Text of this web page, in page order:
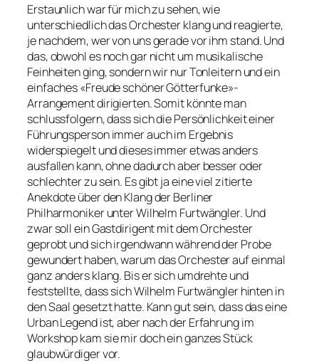
Erstaunlich war für mich zu sehen, wie
unterschiedlich das Orchester klang und reagierte,
je nachdem, wer von uns gerade vor ihm stand. Und
das, obwohl es noch gar nicht um musikalische
Feinheiten ging, sondern wir nur Tonleitern und ein
einfaches «Freude schöner Götterfunke»-
Arrangement dirigierten. Somit könnte man
schlussfolgern, dass sich die Persönlichkeit einer
Führungsperson immer auch im Ergebnis
widerspiegelt und dieses immer etwas anders
ausfallen kann, ohne dadurch aber besser oder
schlechter zu sein. Es gibt ja eine viel zitierte
Anekdote über den Klang der Berliner
Philharmoniker unter Wilhelm Furtwängler. Und
zwar soll ein Gastdirigent mit dem Orchester
geprobt und sich irgendwann während der Probe
gewundert haben, warum das Orchester auf einmal
ganz anders klang. Bis er sich umdrehte und
feststellte, dass sich Wilhelm Furtwängler hinten in
den Saal gesetzt hatte. Kann gut sein, dass das eine
Urban Legend ist, aber nach der Erfahrung im
Workshop kam sie mir doch ein ganzes Stück
glaubwürdiger vor.